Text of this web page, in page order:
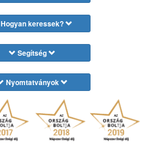
Hogyan keressek?
Segítség
Nyomtatványok